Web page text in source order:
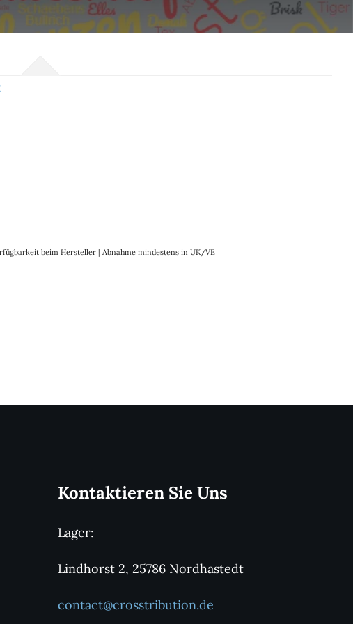
beim Hersteller | Abnahme mindestens in UK/VE
Kontaktieren Sie Uns
Lager:
Lindhorst 2, 25786 Nordhastedt
contact@crosstribution.de